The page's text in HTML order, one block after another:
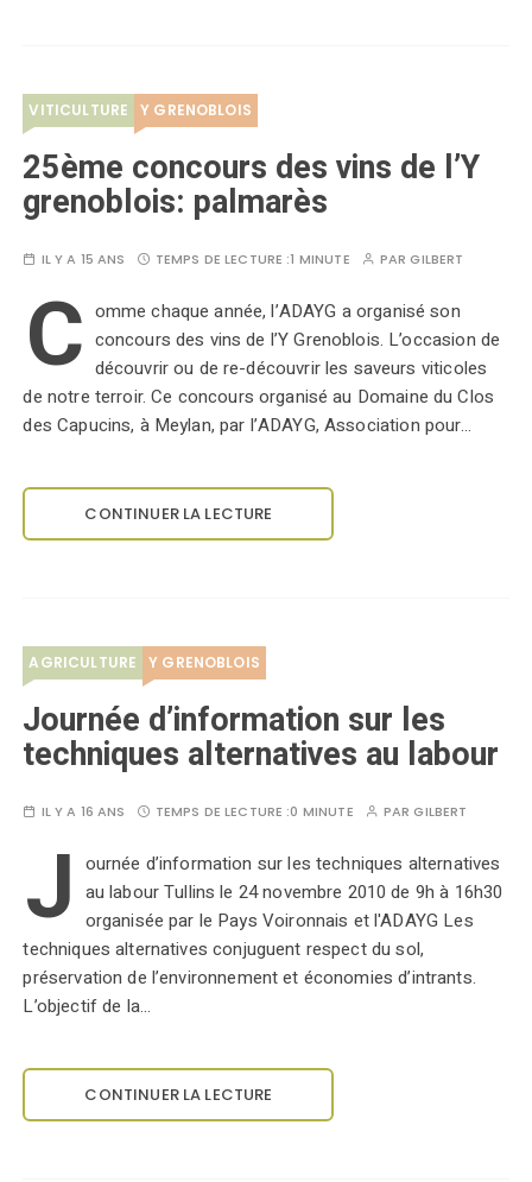
VITICULTURE Y GRENOBLOIS
25ème concours des vins de l’Y
grenoblois: palmarès
IL Y A 15 ANS TEMPS DE LECTURE :1 MINUTE PARGILBERT
C omme chaque année, l’ADAYG a organisé son
concours des vins de l’Y Grenoblois. L’occasion de
découvrir ou de re-découvrir les saveurs viticoles
de notre terroir. Ce concours organisé au Domaine du Clos
des Capucins, à Meylan, par l’ADAYG, Association pour…
CONTINUER LA LECTURE
AGRICULTURE Y GRENOBLOIS
Journée d’information sur les
techniques alternatives au labour
IL Y A 16 ANS TEMPS DE LECTURE :0 MINUTE PARGILBERT
J ournée d’information sur les techniques alternatives
au labour Tullins le 24 novembre 2010 de 9h à 16h30
organisée par le Pays Voironnais et l'ADAYG Les
techniques alternatives conjuguent respect du sol,
préservation de l’environnement et économies d’intrants.
L’objectif de la…
CONTINUER LA LECTURE